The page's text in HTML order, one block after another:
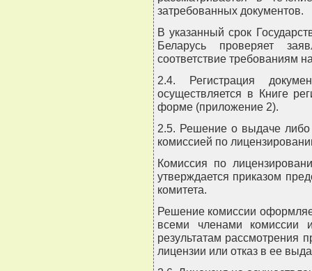
затребованных документов.
В указанный срок
Беларусь проверяет
соответствие требованиям
2.4. Регистрация
осуществляется в Книге
форме (приложение 2).
2.5. Решение о выдаче либо
комиссией по
Комиссия по
утверждается приказом
комитета.
Решение комиссии
всеми членами комиссии
результатам рассмотрения
лицензии или отказ в ее